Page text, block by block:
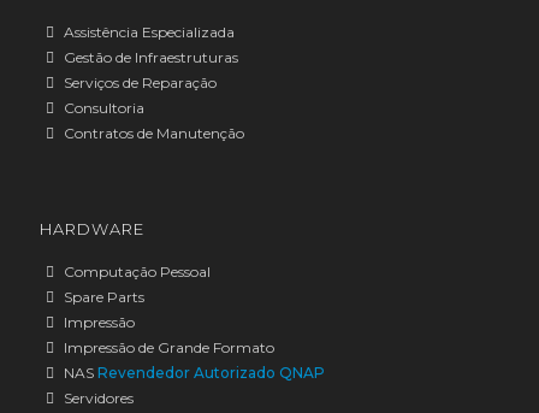
Assistência Especializada
Gestão de Infraestruturas
Serviços de Reparação
Consultoria
Contratos de Manutenção
HARDWARE
Computação Pessoal
Spare Parts
Impressão
Impressão de Grande Formato
NAS Revendedor Autorizado QNAP
Servidores